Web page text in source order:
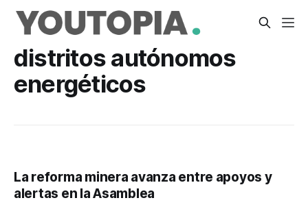
distritos autónomos
energéticos
La reforma minera avanza entre apoyos y
alertas en la Asamblea